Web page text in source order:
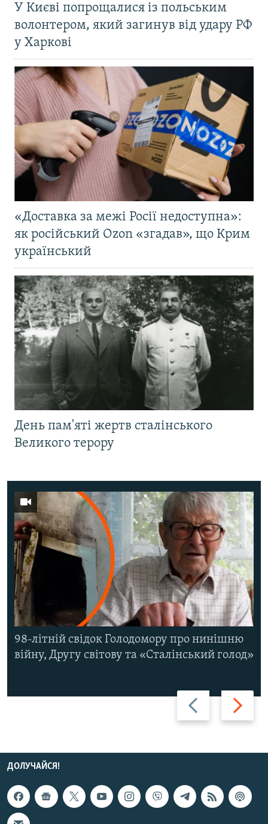
У Києві попрощалися із польським
волонтером, який загинув від удару РФ
у Харкові
«Доставка за межі Росії недоступна»:
як російський Ozon «згадав», що Крим
український
День пам'яті жертв сталінського
Великого терору
Назад Вперед
98-літній свідок Голодомору про нинішню
війну, Другу світову та «Сталінський голод»
ДОЛУЧАЙСЯ!